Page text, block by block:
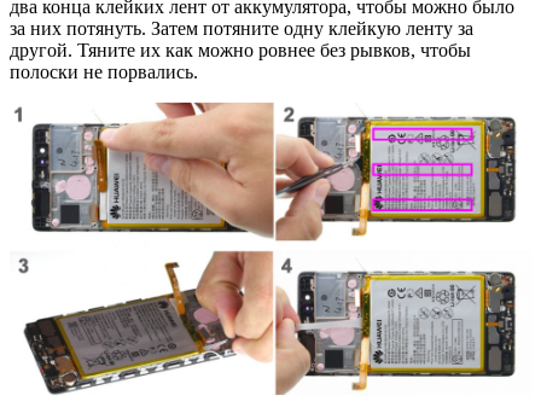
два конца клейких лент от аккумулятора, чтобы можно было
за них потянуть. Затем потяните одну клейкую ленту за
другой. Тяните их как можно ровнее без рывков, чтобы
полоски не порвались.